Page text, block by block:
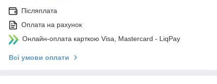
Післяплата
Оплата на рахунок
Онлайн-оплата карткою Visa, Mastercard - LiqPay
Всі умови оплати